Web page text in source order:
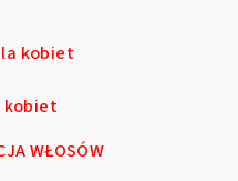
kobiet
kobiet
WŁOSÓW